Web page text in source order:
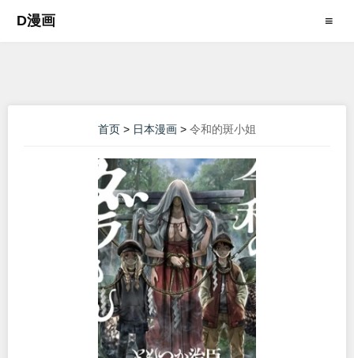
D漫画 ≡
首页 > 日本漫画 > 令和的斑小姐